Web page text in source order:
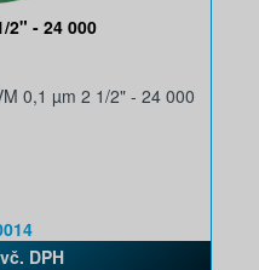
2" - 24 000
0,1 µm 2 1/2" - 24 000
DPH